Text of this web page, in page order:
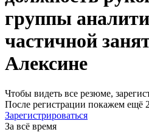
группы
частичной
Алексине
Чтобы видеть все резюме,
После регистрации покажем ещё
Зарегистрироваться
За всё время